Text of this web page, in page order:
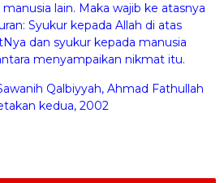
lain. Maka wajib ke atasnya
Syukur kepada Allah di atas
dan syukur kepada manusia
menyampaikan nikmat itu.
Qalbiyyah, Ahmad Fathullah
kedua, 2002